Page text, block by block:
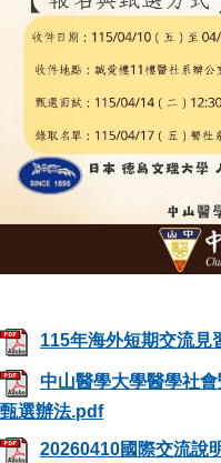
115年海外短期交流見
中山醫學大學醫學社
甄選辦法.pdf
20260410國際交流說